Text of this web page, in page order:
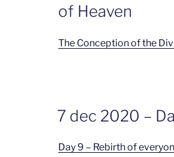
of Heaven
The Conception of the
OP
7 dec 2020 –
Day 9 – Rebirth of